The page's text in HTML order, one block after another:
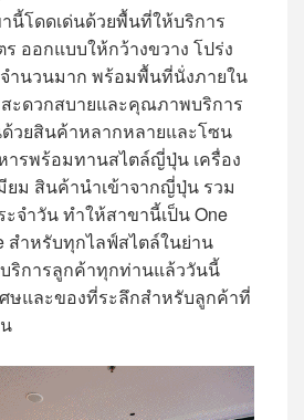
นี้โดดเด่นด้วยพื้นที่ให้บริการ
ร ออกแบบให้กว้างขวาง โปร่ง
ำนวนมาก พร้อมพื้นที่นั่งภายใน
ะดวกสบายและคุณภาพบริการ
วยสินค้าหลากหลายและโซน
ารพร้อมทานสไตล์ญี่ปุ่น เครื่อง
ยม สินค้านำเข้าจากญี่ปุ่น รวม
จำวัน ทำให้สาขานี้เป็น One
สำหรับทุกไลฟ์สไตล์ในย่าน
ริการลูกค้าทุกท่านแล้ววันนี้
ษและของที่ระลึกสำหรับลูกค้าที่